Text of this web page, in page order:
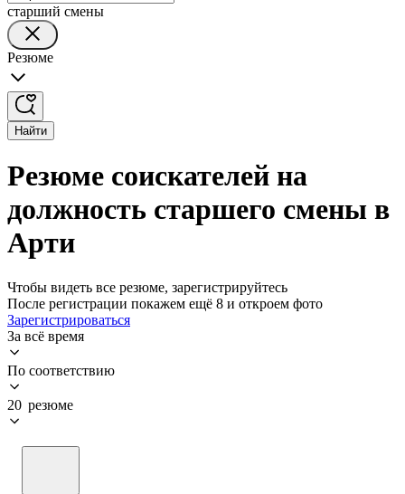
старший смены
Резюме
Найти
Резюме соискателей на
должность старшего смены в
Арти
Чтобы видеть все резюме, зарегистрируйтесь
После регистрации покажем ещё 8 и откроем фото
Зарегистрироваться
За всё время
По соответствию
20 резюме